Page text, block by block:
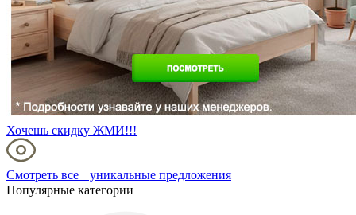
Хочешь скидку ЖМИ!!!
Смотреть все уникальные предложения
Популярные категории